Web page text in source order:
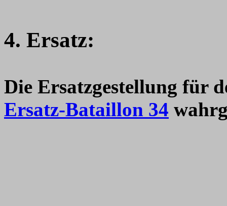
4. Ersatz:
Die Ersatzgestellung für
Ersatz-Bataillon 34